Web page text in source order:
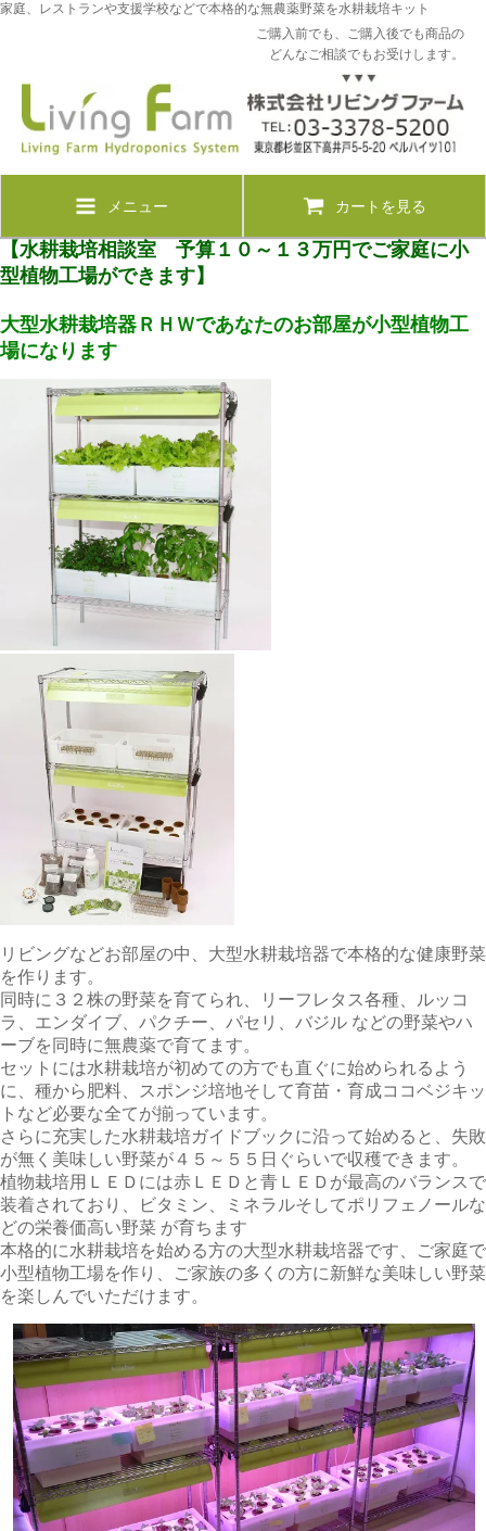
家庭、レストランや支援学校などで本格的な無農薬野菜を水耕栽培キット
ご購入前でも、ご購入後でも商品の
どんなご相談でもお受けします。
メニュー カートを見る
【水耕栽培相談室 予算１０～１３万円でご家庭に小
型植物工場ができます】
大型水耕栽培器ＲＨＷであなたのお部屋が小型植物工
場になります
リビングなどお部屋の中、大型水耕栽培器で本格的な健康野菜
を作ります。
同時に３２株の野菜を育てられ、リーフレタス各種、ルッコ
ラ、エンダイブ、パクチー、パセリ、バジル などの野菜やハ
ーブを同時に無農薬で育てます。
セットには水耕栽培が初めての方でも直ぐに始められるよう
に、種から肥料、スポンジ培地そして育苗・育成ココベジキッ
トなど必要な全てが揃っています。
さらに充実した水耕栽培ガイドブックに沿って始めると、失敗
が無く美味しい野菜が４５～５５日ぐらいで収穫できます。
植物栽培用ＬＥＤには赤ＬＥＤと青ＬＥＤが最高のバランスで
装着されており、ビタミン、ミネラルそしてポリフェノールな
どの栄養価高い野菜 が育ちます
本格的に水耕栽培を始める方の大型水耕栽培器です、ご家庭で
小型植物工場を作り、ご家族の多くの方に新鮮な美味しい野菜
を楽しんでいただけます。